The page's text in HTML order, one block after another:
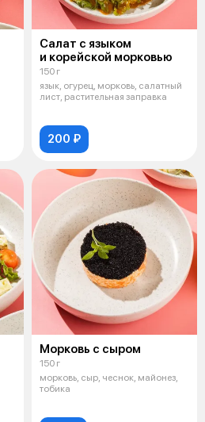
Салат с языком
и корейской морковью
150 г
язык, огурец, морковь, салатный
лист, растительная заправка
200 ₽
Морковь с сыром
150 г
морковь, сыр, чеснок, майонез,
тобика